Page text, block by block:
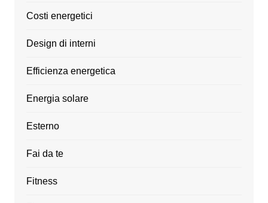
Costi energetici
Design di interni
Efficienza energetica
Energia solare
Esterno
Fai da te
Fitness